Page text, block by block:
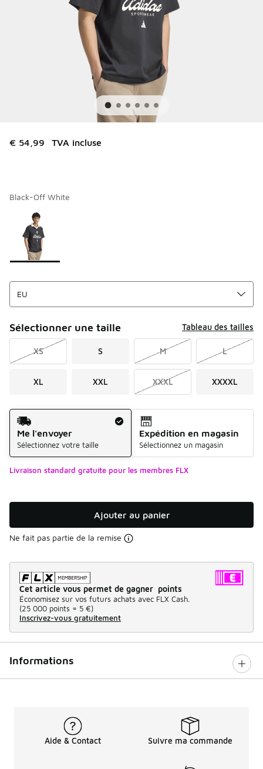
€ 54,99 TVA incluse
Black-Off White
Page 1 sur 1 affichant 1 à 1 des 1 couleurs.
Merci de sélectionner un style
Sélectionner une taille Tableau des tailles
XS S M L
XL XXL XXXL XXXXL
Mode d'expédition
Me l'envoyer
Sélectionnez votre taille
Expédition en magasin
Sélectionnez un magasin
Livraison standard gratuite pour les membres FLX
Ajouter au panier
Ne fait pas partie de la remise
Cet article vous permet de gagner points
Économisez sur vos futurs achats avec FLX Cash.
(25 000 points = 5 €)
Inscrivez-vous gratuitement
Informations
Aide & Contact Suivre ma commande